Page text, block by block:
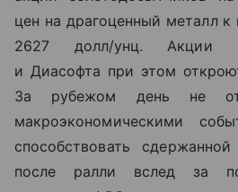
цен на драгоценный металл
2627 долл/унц. Акции
и Диасофта при этом
За рубежом день не
макроэкономическими
способствовать
после ралли вслед за